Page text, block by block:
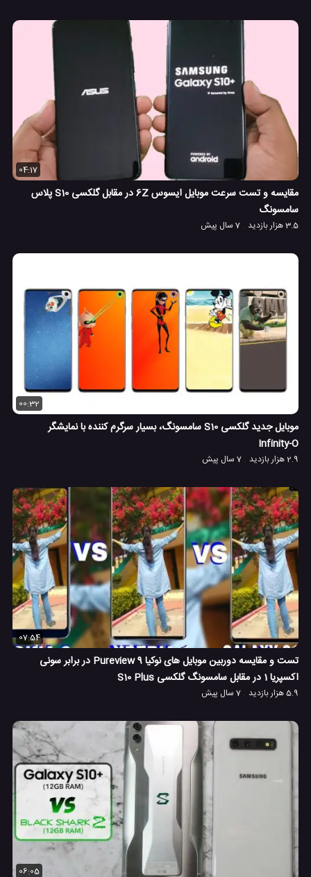
04:17
مقایسه و تست سرعت موبایل ایسوس 6Z در مقابل گلکسی S10 پلاس
سامسونگ
3.5 هزار بازدید 7 سال پیش
00:32
موبایل جدید گلکسی S10 سامسونگ، بسیار سرگرم کننده با نمایشگر
Infinity-O
2.9 هزار بازدید 7 سال پیش
07:54
تست و مقایسه دوربین موبایل های نوکیا 9 Pureview در برابر سونی
اکسپریا 1 در مقابل سامسونگ گلکسی S10 Plus
5.9 هزار بازدید 7 سال پیش
06:05